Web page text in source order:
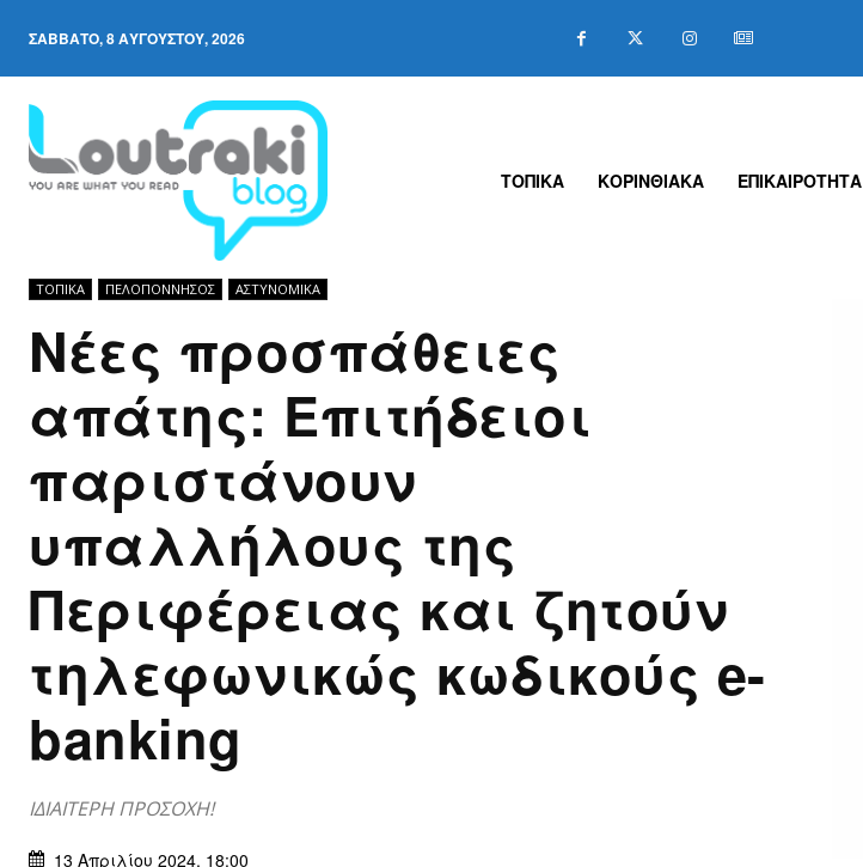
ΣΆΒΒΑΤΟ, 8 ΑΥΓΟΎΣΤΟΥ, 2026
ΤΟΠΙΚΑ ΚΟΡΙΝΘΙΑΚΑ ΕΠΙΚΑΙΡΟΤΗΤΑ
ΤΟΠΙΚΑ ΠΕΛΟΠΌΝΝΗΣΟΣ ΑΣΤΥΝΟΜΙΚΆ
Nέες προσπάθειες
απάτης: Επιτήδειοι
παριστάνουν
υπαλλήλους της
Περιφέρειας και ζητούν
τηλεφωνικώς κωδικούς e-
banking
ΙΔΙΑΙΤΕΡΗ ΠΡΟΣΟΧΗ!
13 Απριλίου 2024, 18:00